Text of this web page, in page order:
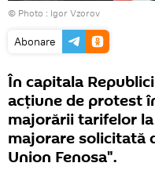
© Photo : Igor Vzorov
Abonare
În capitala
acțiune de protest
majorării tarifelor
majorare solicitată
Union Fenosa".